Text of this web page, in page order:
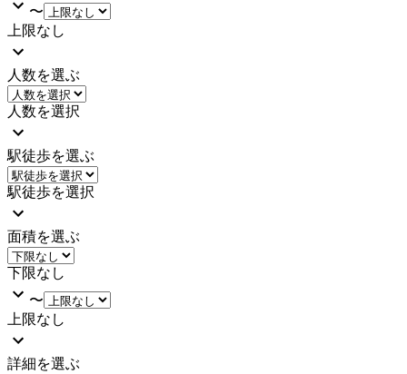
〜
上限なし
人数を選ぶ
人数を選択
駅徒歩を選ぶ
駅徒歩を選択
面積を選ぶ
下限なし
〜
上限なし
詳細を選ぶ